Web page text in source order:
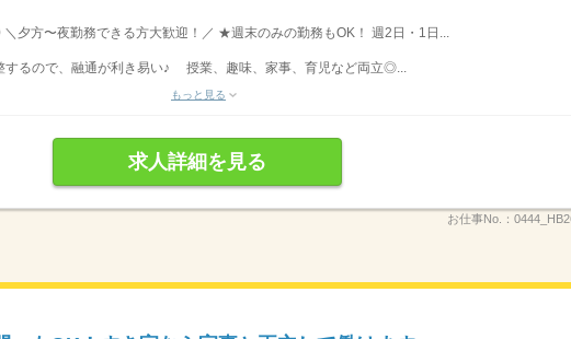
夕方〜夜勤務できる方大歓迎！／ ★週末のみの勤務もOK！ 週2日・1日...
るので、融通が利き易い♪ 授業、趣味、家事、育児など両立◎...
もっと見る
求人詳細を見る
お仕事No.：